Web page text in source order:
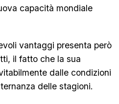
capacità mondiale
vantaggi presenta però
il fatto che la sua
dalle condizioni
delle stagioni.